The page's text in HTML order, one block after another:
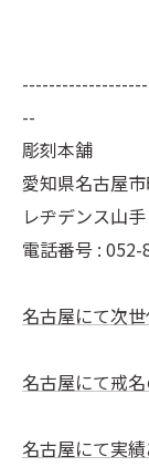
--
彫刻本舗
愛知県名古屋
レヂデンス山
電話番号 : 052-
名古屋にて次
名古屋にて戒
名古屋にて実